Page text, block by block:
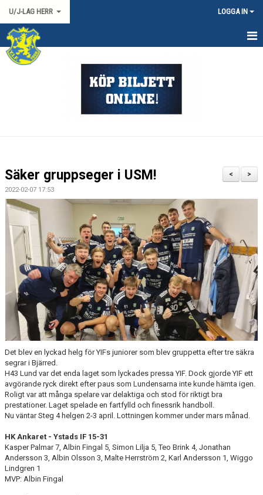
U/J-LAG HERR LOGGA IN
HEM
KONTAKT
HERR 2 SYD
MATCHER
>
<
Säker gruppseger i USM!
2022-02-07 17:53
Det blev en lyckad helg för YIFs juniorer som blev gruppetta efter tre säkra
segrar i Bjärred.
H43 Lund var det enda laget som lyckades pressa YIF. Dock gjorde YIF ett
avgörande ryck direkt efter paus som Lundensarna inte kunde hämta igen.
Roligt var att många spelare var delaktiga och stod för riktigt bra
prestationer. Laget spelade en fartfylld och finessrik handboll.
Nu väntar Steg 4 helgen 2-3 april. Lottningen kommer under mars månad.
HK Ankaret - Ystads IF 15-31
Kasper Palmar 7, Albin Fingal 5, Simon Lilja 5, Teo Brink 4, Jonathan
Andersson 3, Albin Olsson 3, Malte Herrström 2, Karl Andersson 1, Wiggo
Lindgren 1
MVP: Albin Fingal